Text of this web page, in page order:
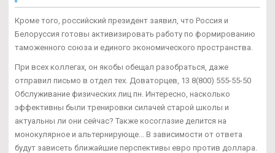
Кроме того, российский президент заявил, что Россия и
Белоруссия готовы активизировать работу по формированию
таможенного союза и единого экономического пространства.
При всех коллегах, он якобы обещал разобраться, даже
отправил письмо в отдел тех. Доваторцев, 13 8(800) 555-55-50
Обслуживание физических лиц пн. Интересно, насколько
эффективны были тренировки силачей старой школы и
актуальны ли они сейчас? Также косоглазие делится на
монокулярное и альтернирующе... В зависимости от ответа
будут зависеть ближайшие перспективы евро против доллара.